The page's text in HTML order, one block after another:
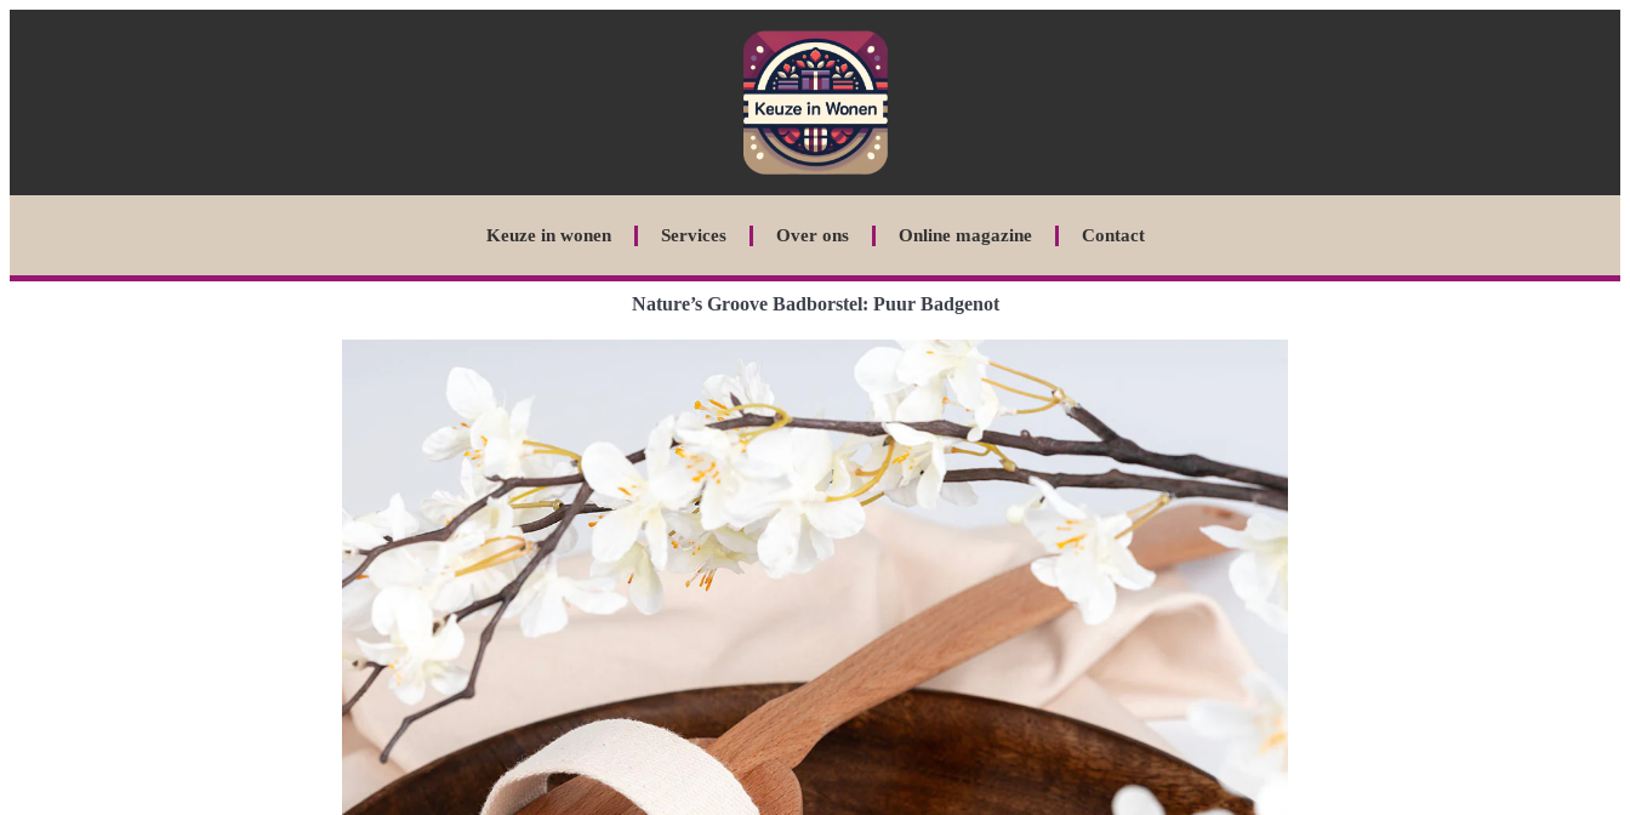
Keuze in wonen Services Over ons Online magazine Contact
Nature’s Groove Badborstel: Puur Badgenot